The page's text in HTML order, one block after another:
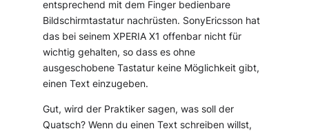
entsprechend mit dem Finger bedienbare
Bildschirmtastatur nachrüsten. SonyEricsson hat
das bei seinem XPERIA X1 offenbar nicht für
wichtig gehalten, so dass es ohne
ausgeschobene Tastatur keine Möglichkeit gibt,
einen Text einzugeben.
Gut, wird der Praktiker sagen, was soll der
Quatsch? Wenn du einen Text schreiben willst,